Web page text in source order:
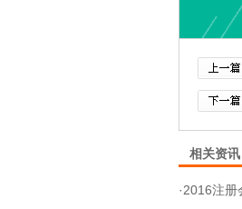
相关资讯
·2016注册